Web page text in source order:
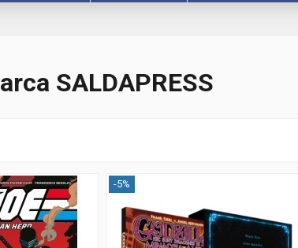
SALDAPRESS
-5%